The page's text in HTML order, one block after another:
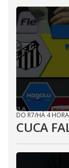
DO R7/HÁ 4
CUCA